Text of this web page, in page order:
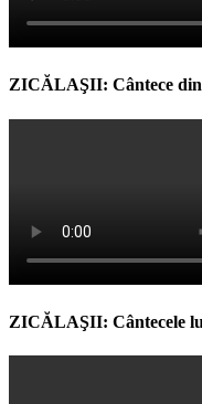
ZICĂLAŞII: Cântece
ZICĂLAŞII: Cântecele